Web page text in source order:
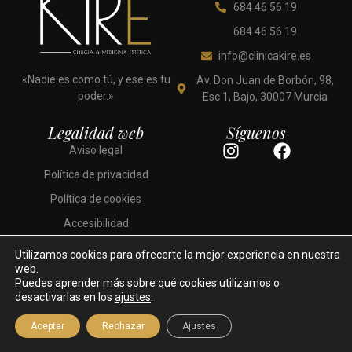
«Nadie es como tú, y ese es tu
poder.»
684 46 56 19
684 46 56 19
info@clinicakire.es
Av. Don Juan de Borbón, 98,
Esc 1, Bajo, 30007 Murcia
Legalidad web
Aviso legal
Política de privacidad
Política de cookies
Accesibilidad
Síguenos
I
g
r
m
F
o
o
Desarrollado por: Ekuánime
Clínica Kiré © 2026. Todos los derechos reservados.
Utilizamos cookies para ofrecerte la mejor experiencia en nuestra
web.
Puedes aprender más sobre qué cookies utilizamos o
desactivarlas en los ajustes
Aceptar Rechazar Ajustes